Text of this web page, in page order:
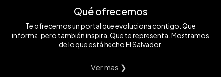
Qué ofrecemos
Te ofrecemos un portal que evoluciona contigo. Que
informa, pero también inspira. Que te representa. Mostramos
de lo que está hecho El Salvador.
Ver mas ❯